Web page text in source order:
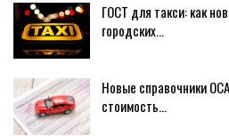
ГОСТ для такси: как
городских…
Новые справочники
стоимость…